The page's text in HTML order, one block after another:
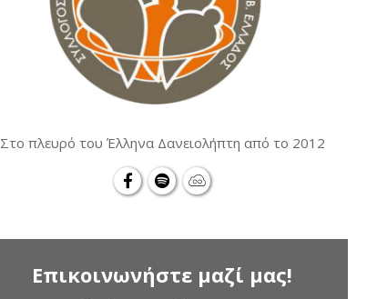
Στο πλευρό του Έλληνα Δανειολήπτη από το 2012
Επικοινωνήστε μαζί μας!